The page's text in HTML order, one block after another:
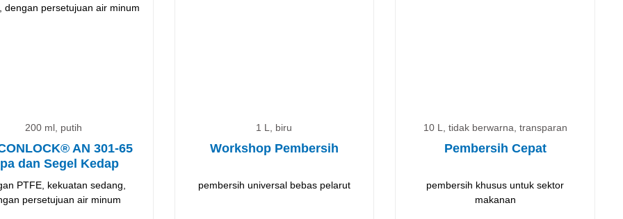
200 ml, putih
AN 301-65
dan Segel Kedap
PTFE, kekuatan sedang,
persetujuan air minum
1 L, biru
Workshop Pembersih
pembersih universal bebas pelarut
10 L, tidak berwarna, transparan
Pembersih Cepat
pembersih khusus untuk sektor
makanan